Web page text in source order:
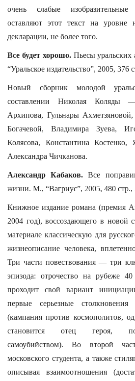
очень слабые
оставляют этот текст на уровне
декларации, не более того.
Все будет хорошо.Пьесы уральских
“Уральское издательство”, 2005, 376
Новый сборник молодой
составлении Николая Коляды
Архипова, Гульнары
Богачевой, Владимира Зуева,
Колясова, Константина Костенко,
Александра Чичканова.
Александр Кабаков. Все
жизни. М., “Вагриус”, 2005, 480 стр.,
Книжное издание романа (премия
2004 год), воссоздающего в новой
материале классическую для
жизнеописание человека,
Три части повествования — три
эпизода: отрочество на рубеже
проходит свой вариант
первые серьезные
(кампания против космополитов,
становится отец героя,
самоубийством). Во второй
московского студента, а также
описывая взаимоотношения